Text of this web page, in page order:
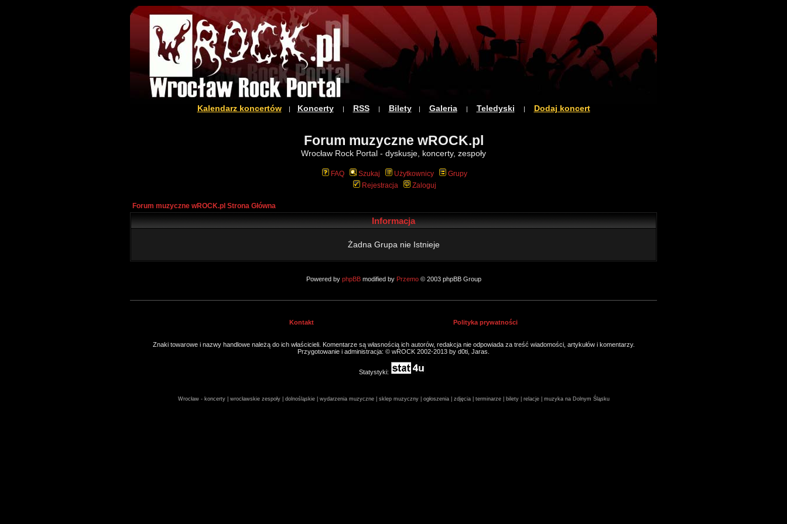
Kalendarz koncertów| Koncerty| RSS| Bilety| Galeria| Teledyski | Dodaj koncert
Forum muzyczne wROCK.pl
Wrocław Rock Portal - dyskusje, koncerty, zespoły
FAQ Szukaj Użytkownicy
Grupy
Rejestracja
Zaloguj
Forum muzyczne wROCK.pl Strona Główna
Informacja
Żadna Grupa nie Istnieje
Powered by phpBBmodified by Przemo© 2003 phpBB Group
Kontakt Polityka prywatności
Znaki towarowe i nazwy handlowe należą do ich właścicieli. Komentarze są własnością ich autorów, redakcja nie odpowiada za treść wiadomości, artykułów i komentarzy.
Przygotowanie i administracja: © wROCK 2002-2013 by d0ti, Jaras.
Statystyki:
Wrocław - koncerty | wrocławskie zespoły | dolnośląskie | wydarzenia muzyczne | sklep muzyczny | ogłoszenia | zdjęcia | terminarze | bilety | relacje | muzyka na Dolnym Śląsku